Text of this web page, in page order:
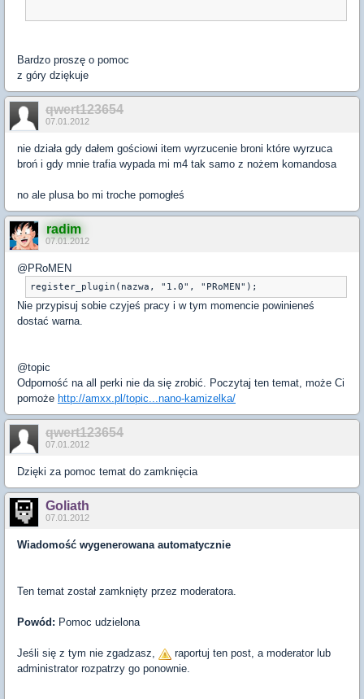
Bardzo proszę o pomoc
z góry dziękuje
qwert123654
07.01.2012
nie działa gdy dałem gościowi item wyrzucenie broni które wyrzuca
broń i gdy mnie trafia wypada mi m4 tak samo z nożem komandosa
no ale plusa bo mi troche pomogłeś
radim
07.01.2012
@PRoMEN
register_plugin(nazwa, "1.0", "PRoMEN");
Nie przypisuj sobie czyjeś pracy i w tym momencie powinieneś
dostać warna.
@topic
Odporność na all perki nie da się zrobić. Poczytaj ten temat, może Ci
pomoże http://amxx.pl/topic...nano-kamizelka/
qwert123654
07.01.2012
Dzięki za pomoc temat do zamknięcia
Goliath
07.01.2012
Wiadomość wygenerowana automatycznie
Ten temat został zamknięty przez moderatora.
Powód: Pomoc udzielona
Jeśli się z tym nie zgadzasz,
raportuj ten post, a moderator lub
administrator rozpatrzy go ponownie.